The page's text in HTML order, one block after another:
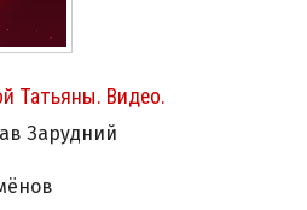
Татьяны. Видео.
Зарудний